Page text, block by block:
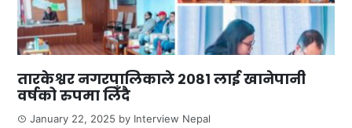
तारकेश्वर नगरपालिकाले २०८१ लाई खानेपानी
वर्षको रुपमा लिँदै
January 22, 2025 by Interview Nepal